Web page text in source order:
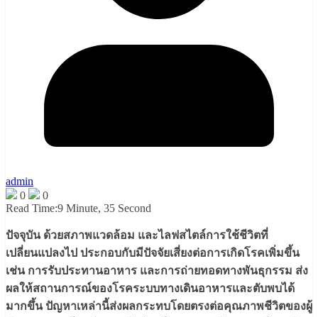
admin
0
0
Read Time:9 Minute, 35 Second
ปัจจุบัน ด้วยสภาพแวดล้อม และไลฟสไตล์การใช้ชีวิตที่
เปลี่ยนแปลงไป ประกอบกับมีปัจจัยเสี่ยงต่อการเกิดโรคเพิ่มขึ้น
เช่น การรับประทานอาหาร และการถ่ายทอดทางพันธุกรรม ส่ง
ผลให้สถานการณ์ของโรคระบบทางเดินอาหารและตับพบได้
มากขึ้น ปัญหาเหล่านี้ส่งผลกระทบโดยตรงต่อคุณภาพชีวิตของผู้